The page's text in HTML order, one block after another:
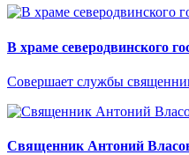
В храме северодвинского
Совершает службы
Священник Антоний Власов